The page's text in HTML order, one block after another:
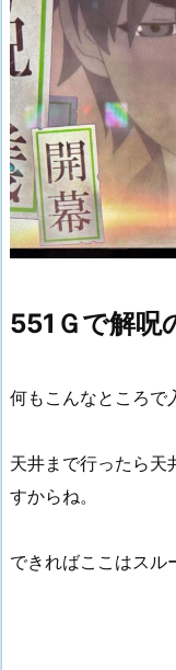
551Ｇで解呪
何もこんなところで
天井まで行ったら天
すからね。
できればここはスル